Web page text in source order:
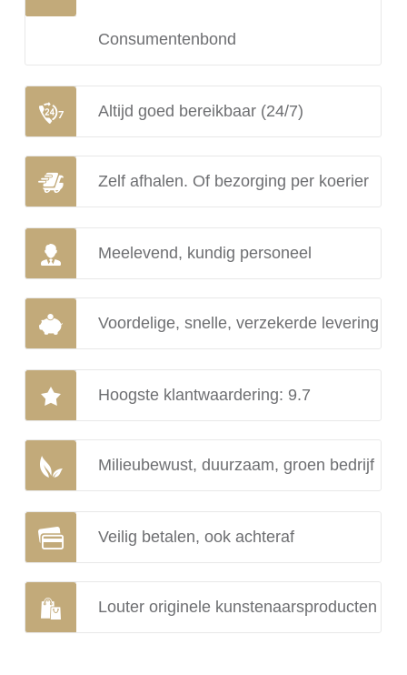
Consumentenbond
Altijd goed bereikbaar (24/7)
Zelf afhalen. Of bezorging per koerier
Meelevend, kundig personeel
Voordelige, snelle, verzekerde levering
Hoogste klantwaardering: 9.7
Milieubewust, duurzaam, groen bedrijf
Veilig betalen, ook achteraf
Louter originele kunstenaarsproducten